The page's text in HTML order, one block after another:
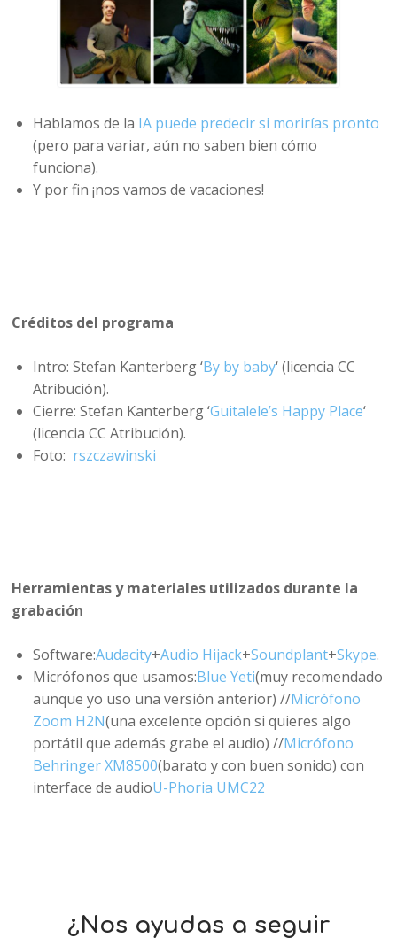
Hablamos de la IA puede predecir si morirías pronto
(pero para variar, aún no saben bien cómo
funciona).
Y por fin ¡nos vamos de vacaciones!
Créditos del programa
Intro: Stefan Kanterberg ‘By by baby‘ (licencia CC
Atribución).
Cierre: Stefan Kanterberg ‘Guitalele’s Happy Place‘
(licencia CC Atribución).
Foto: rszczawinski
Herramientas y materiales utilizados durante la
grabación
Software:Audacity+Audio Hijack+Soundplant+Skype.
Micrófonos que usamos:Blue Yeti(muy recomendado
aunque yo uso una versión anterior) //Micrófono
Zoom H2N(una excelente opción si quieres algo
portátil que además grabe el audio) //Micrófono
Behringer XM8500(barato y con buen sonido) con
interface de audioU-Phoria UMC22
¿Nos ayudas a seguir